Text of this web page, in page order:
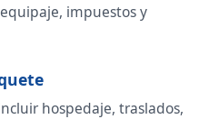
impuestos y
hospedaje, traslados,